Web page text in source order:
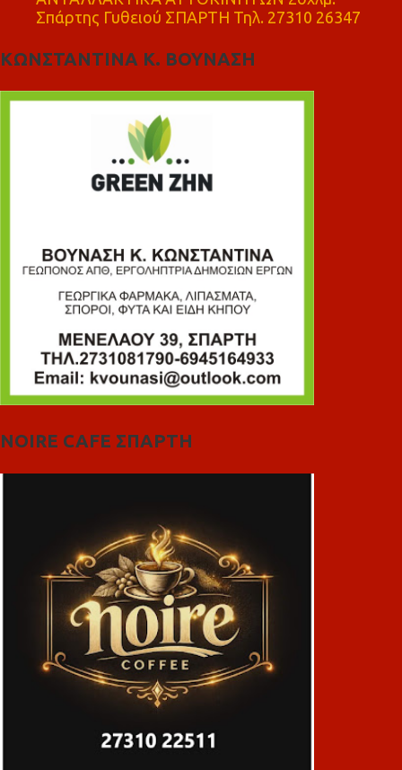
Σπάρτης Γυθειού ΣΠΑΡΤΗ Τηλ. 27310 26347
ΚΩΝΣΤΑΝΤΙΝΑ Κ. ΒΟΥΝΑΣΗ
NOIRE CAFE ΣΠΑΡΤΗ